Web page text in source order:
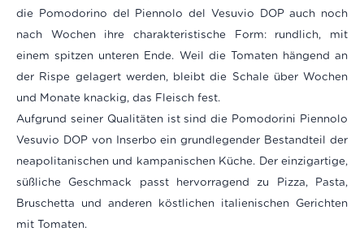
die Pomodorino del Piennolo del Vesuvio DOP auch noch
nach Wochen ihre charakteristische Form: rundlich, mit
einem spitzen unteren Ende. Weil die Tomaten hängend an
der Rispe gelagert werden, bleibt die Schale über Wochen
und Monate knackig, das Fleisch fest.
Aufgrund seiner Qualitäten ist sind die Pomodorini Piennolo
Vesuvio DOP von Inserbo ein grundlegender Bestandteil der
neapolitanischen und kampanischen Küche. Der einzigartige,
süßliche Geschmack passt hervorragend zu Pizza, Pasta,
Bruschetta und anderen köstlichen italienischen Gerichten
mit Tomaten.